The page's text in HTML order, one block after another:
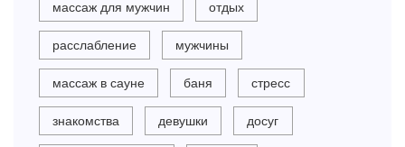
массаж для мужчин отдых
расслабление мужчины
массаж в сауне баня стресс
знакомства девушки досуг